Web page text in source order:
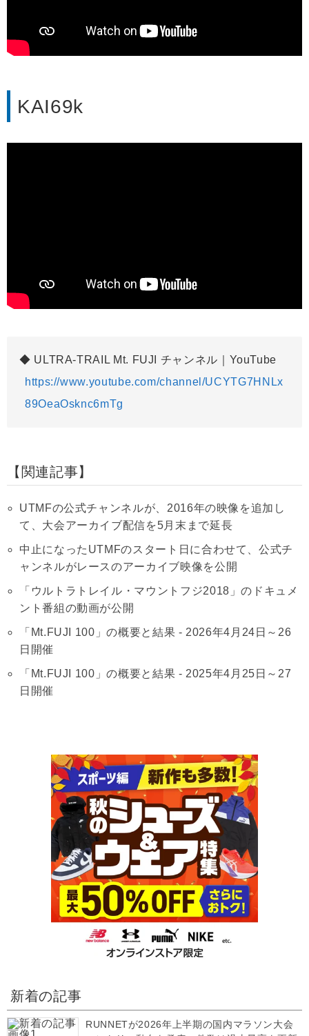
KAI69k
ULTRA-TRAIL Mt. FUJI チャンネル｜YouTube
https://www.youtube.com/channel/UCYTG7HNLx
89OeaOsknc6mTg
関連記事
UTMFの公式チャンネルが、2016年の映像を追加し
て、大会アーカイブ配信を5月末まで延長
中止になったUTMFのスタート日に合わせて、公式チ
ャンネルがレースのアーカイブ映像を公開
「ウルトラトレイル・マウントフジ2018」のドキュメ
ント番組の動画が公開
「Mt.FUJI 100」の概要と結果 - 2026年4月24日～26
日開催
「Mt.FUJI 100」の概要と結果 - 2025年4月25日～27
日開催
新着の記事
RUNNETが2026年上半期の国内マラソン大会